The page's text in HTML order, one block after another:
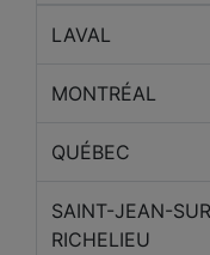
LAVAL
MONTRÉAL
QUÉBEC
SAINT-JEAN-
RICHELIEU